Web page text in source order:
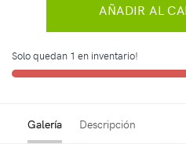
AÑADIR AL
Solo quedan 1 en inventario!
Galería Descripción